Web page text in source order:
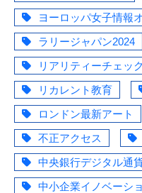
ヨーロッパ女子情報
ラリージャパン2024
リアリティーチェッ
リカレント教育
ロンドン最新アート
不正アクセス
中央銀行デジタル通
中小企業イノベーシ